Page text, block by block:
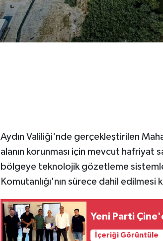
Aydın Valiliği'nde gerçekleştirilen
alanın korunması için mevcut hafriyat
bölgeye teknolojik gözetleme
Komutanlığı'nın sürece dahil edilmesi
Yeni Parti
İçeriği Görüntüle